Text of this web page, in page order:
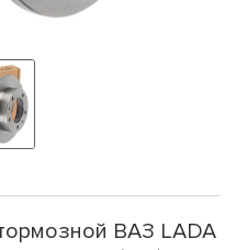
ВАЗ LADA